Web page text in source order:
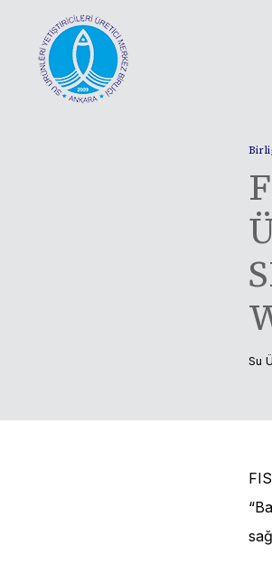
content
Su